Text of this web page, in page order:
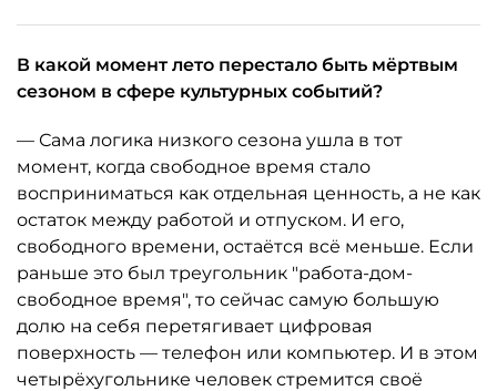
В какой момент лето перестало быть мёртвым
сезоном в сфере культурных событий?
— Сама логика низкого сезона ушла в тот
момент, когда свободное время стало
восприниматься как отдельная ценность, а не как
остаток между работой и отпуском. И его,
свободного времени, остаётся всё меньше. Если
раньше это был треугольник "работа-дом-
свободное время", то сейчас самую большую
долю на себя перетягивает цифровая
поверхность — телефон или компьютер. И в этом
четырёхугольнике человек стремится своё